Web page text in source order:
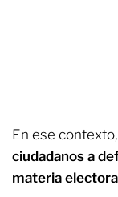
En ese
ciudadanos a
materia